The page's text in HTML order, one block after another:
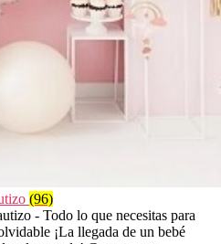
(96)
- Todo lo que necesitas para
¡La llegada de un bebé